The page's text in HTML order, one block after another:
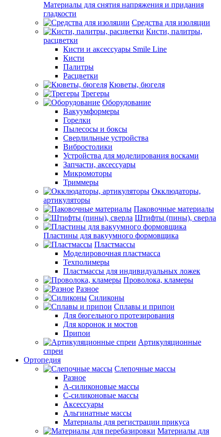
Материалы для снятия напряжения и придания
гладкости
Средства для изоляции
Кисти, палитры,
расцветки
Кисти и аксессуары Smile Line
Кисти
Палитры
Расцветки
Кюветы, бюгеля
Трегеры
Оборудование
Вакуумформеры
Горелки
Пылесосы и боксы
Сверлильные устройства
Вибростолики
Устройства для моделирования восками
Запчасти, аксессуары
Микромоторы
Триммеры
Окклюдаторы,
артикуляторы
Паковочные материалы
Штифты (пины), сверла
Пластины для вакуумного формовщика
Пластмассы
Моделировочная пластмасса
Техполимеры
Пластмассы для индивидуальных ложек
Проволока, кламеры
Разное
Силиконы
Сплавы и припои
Для бюгельного протезирования
Для коронок и мостов
Припои
Артикуляционные
спреи
Ортопедия
Слепочные массы
Разное
А-силиконовые массы
С-силиконовые массы
Аксессуары
Альгинатные массы
Материалы для регистрации прикуса
Материалы для